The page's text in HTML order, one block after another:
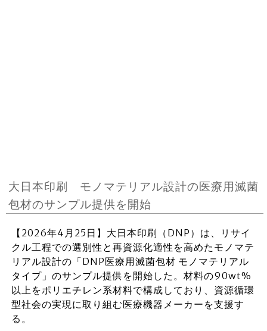
大日本印刷 モノマテリアル設計の医療用滅菌
包材のサンプル提供を開始
【2026年4月25日】大日本印刷（DNP）は、リサイ
クル工程での選別性と再資源化適性を高めたモノマテ
リアル設計の「DNP医療用滅菌包材 モノマテリアル
タイプ」のサンプル提供を開始した。材料の90wt%
以上をポリエチレン系材料で構成しており、資源循環
型社会の実現に取り組む医療機器メーカーを支援す
る。